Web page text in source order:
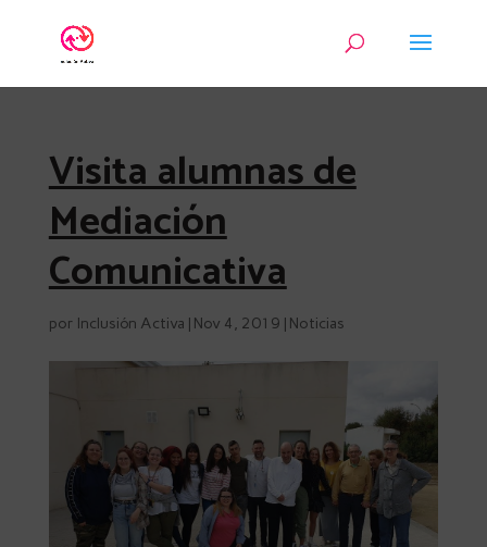
Visita alumnas de
Mediación
Comunicativa
por Inclusión Activa | Nov 4, 2019 | Noticias